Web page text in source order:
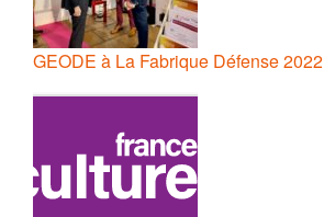
GEODE à La Fabrique Défense 2022